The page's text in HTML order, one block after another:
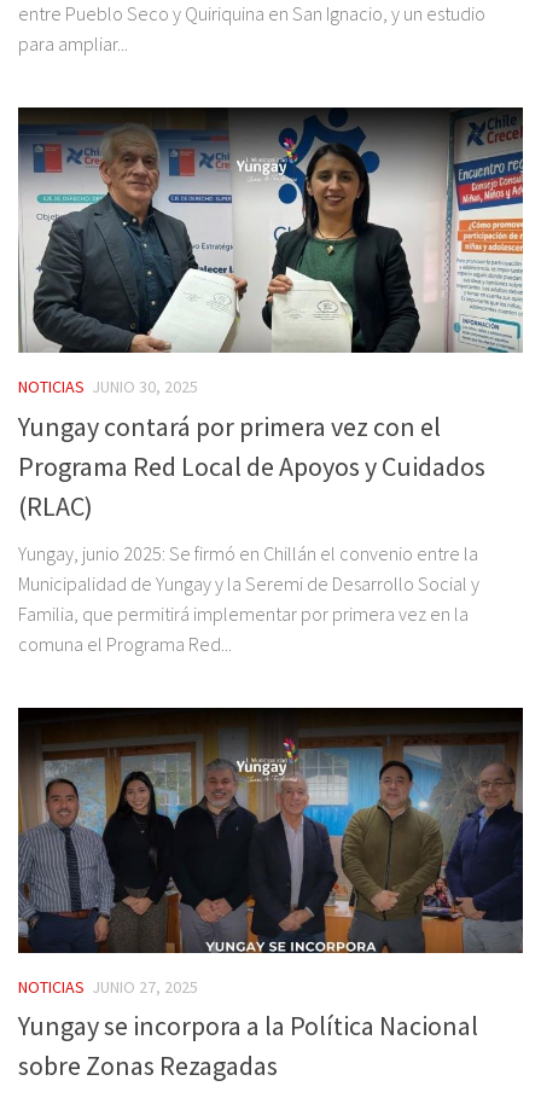
entre Pueblo Seco y Quiriquina en San Ignacio, y un estudio
para ampliar...
NOTICIAS JUNIO 30, 2025
Yungay contará por primera vez con el
Programa Red Local de Apoyos y Cuidados
(RLAC)
Yungay, junio 2025: Se firmó en Chillán el convenio entre la
Municipalidad de Yungay y la Seremi de Desarrollo Social y
Familia, que permitirá implementar por primera vez en la
comuna el Programa Red...
NOTICIAS JUNIO 27, 2025
Yungay se incorpora a la Política Nacional
sobre Zonas Rezagadas